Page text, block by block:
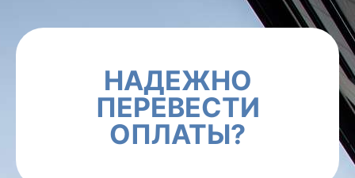
НАДЕЖНО
ПЕРЕВЕСТИ
ОПЛАТЫ?